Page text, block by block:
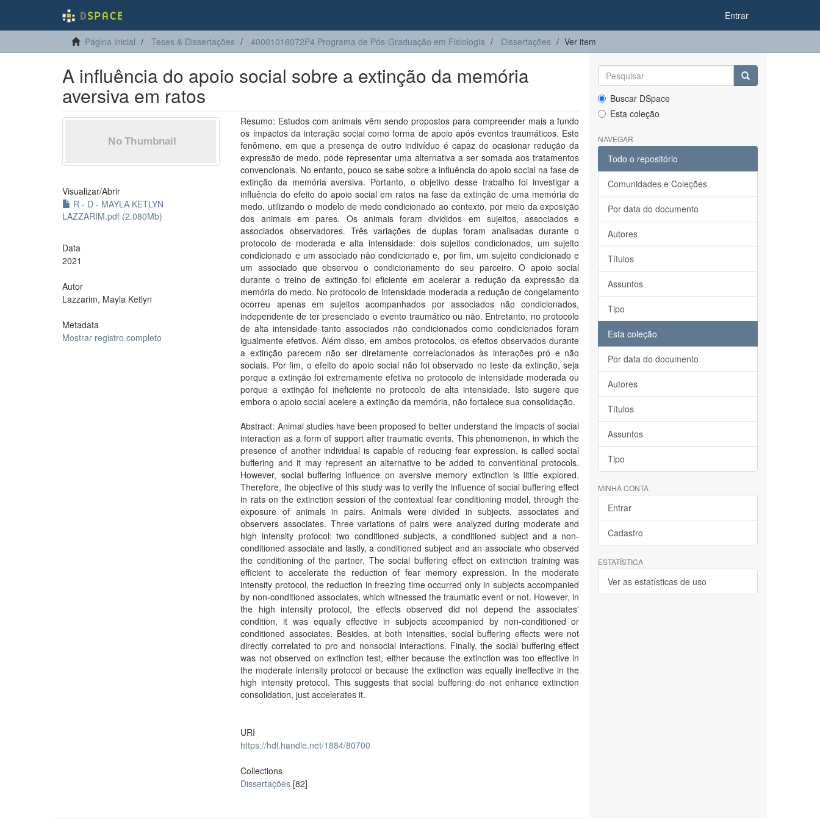
Entrar
Página inicial Teses & Dissertações 40001016072P4 Programa de Pós-Graduação em Fisiologia Dissertações Ver item
A influência do apoio social sobre a extinção da memória
aversiva em ratos
Visualizar/Abrir
R - D - MAYLA KETLYN
LAZZARIM.pdf (2.080Mb)
Data
2021
Autor
Lazzarim, Mayla Ketlyn
Metadata
Mostrar registro completo
Resumo: Estudos com animais vêm sendo propostos para compreender mais a fundo
os impactos da interação social como forma de apoio após eventos traumáticos. Este
fenômeno, em que a presença de outro indivíduo é capaz de ocasionar redução da
expressão de medo, pode representar uma alternativa a ser somada aos tratamentos
convencionais. No entanto, pouco se sabe sobre a influência do apoio social na fase de
extinção da memória aversiva. Portanto, o objetivo desse trabalho foi investigar a
influência do efeito do apoio social em ratos na fase da extinção de uma memória do
medo, utilizando o modelo de medo condicionado ao contexto, por meio da exposição
dos animais em pares. Os animais foram divididos em sujeitos, associados e
associados observadores. Três variações de duplas foram analisadas durante o
protocolo de moderada e alta intensidade: dois sujeitos condicionados, um sujeito
condicionado e um associado não condicionado e, por fim, um sujeito condicionado e
um associado que observou o condicionamento do seu parceiro. O apoio social
durante o treino de extinção foi eficiente em acelerar a redução da expressão da
memória do medo. No protocolo de intensidade moderada a redução de congelamento
ocorreu apenas em sujeitos acompanhados por associados não condicionados,
independente de ter presenciado o evento traumático ou não. Entretanto, no protocolo
de alta intensidade tanto associados não condicionados como condicionados foram
igualmente efetivos. Além disso, em ambos protocolos, os efeitos observados durante
a extinção parecem não ser diretamente correlacionados às interações pró e não
sociais. Por fim, o efeito do apoio social não foi observado no teste da extinção, seja
porque a extinção foi extremamente efetiva no protocolo de intensidade moderada ou
porque a extinção foi ineficiente no protocolo de alta intensidade. Isto sugere que
embora o apoio social acelere a extinção da memória, não fortalece sua consolidação.
Abstract: Animal studies have been proposed to better understand the impacts of social
interaction as a form of support after traumatic events. This phenomenon, in which the
presence of another individual is capable of reducing fear expression, is called social
buffering and it may represent an alternative to be added to conventional protocols.
However, social buffering influence on aversive memory extinction is little explored.
Therefore, the objective of this study was to verify the influence of social buffering effect
in rats on the extinction session of the contextual fear conditioning model, through the
exposure of animals in pairs. Animals were divided in subjects, associates and
observers associates. Three variations of pairs were analyzed during moderate and
high intensity protocol: two conditioned subjects, a conditioned subject and a non-
conditioned associate and lastly, a conditioned subject and an associate who observed
the conditioning of the partner. The social buffering effect on extinction training was
efficient to accelerate the reduction of fear memory expression. In the moderate
intensity protocol, the reduction in freezing time occurred only in subjects accompanied
by non-conditioned associates, which witnessed the traumatic event or not. However, in
the high intensity protocol, the effects observed did not depend the associates'
condition, it was equally effective in subjects accompanied by non-conditioned or
conditioned associates. Besides, at both intensities, social buffering effects were not
directly correlated to pro and nonsocial interactions. Finally, the social buffering effect
was not observed on extinction test, either because the extinction was too effective in
the moderate intensity protocol or because the extinction was equally ineffective in the
high intensity protocol. This suggests that social buffering do not enhance extinction
consolidation, just accelerates it.
URI
https://hdl.handle.net/1884/80700
Collections
Dissertações [82]
Buscar DSpace
Esta coleção
NAVEGAR
Todo o repositório
Comunidades e Coleções
Por data do documento
Autores
Títulos
Assuntos
Tipo
Esta coleção
Por data do documento
Autores
Títulos
Assuntos
Tipo
MINHA CONTA
Entrar
Cadastro
ESTATÍSTICA
Ver as estatísticas de uso